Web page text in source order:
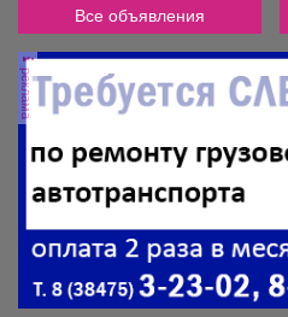
Все объявления
реклама